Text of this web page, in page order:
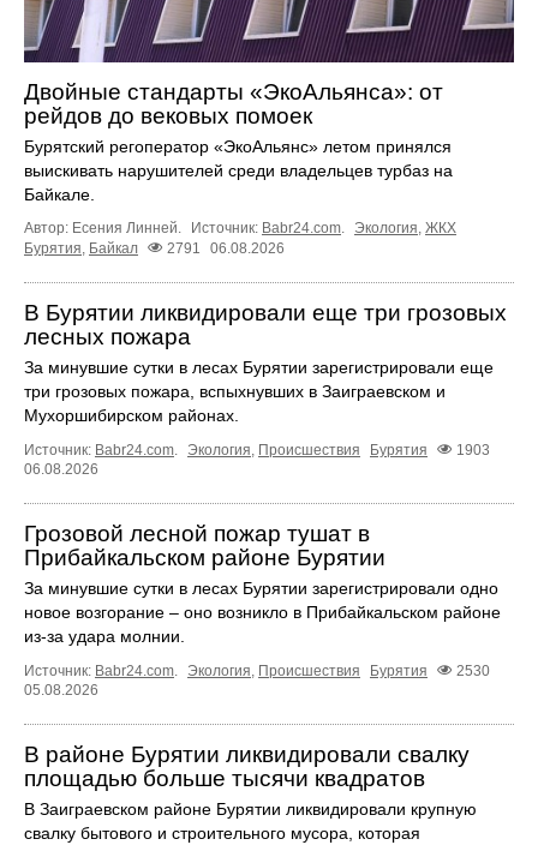
Двойные стандарты «ЭкоАльянса»: от
рейдов до вековых помоек
Бурятский регоператор «ЭкоАльянс» летом принялся
выискивать нарушителей среди владельцев турбаз на
Байкале.
Автор: Есения Линней. Источник: Babr24.com. Экология, ЖКХ
Бурятия, Байкал 2791 06.08.2026
В Бурятии ликвидировали еще три грозовых
лесных пожара
За минувшие сутки в лесах Бурятии зарегистрировали еще
три грозовых пожара, вспыхнувших в Заиграевском и
Мухоршибирском районах.
Источник: Babr24.com. Экология, Происшествия Бурятия
1903
06.08.2026
Грозовой лесной пожар тушат в
Прибайкальском районе Бурятии
За минувшие сутки в лесах Бурятии зарегистрировали одно
новое возгорание – оно возникло в Прибайкальском районе
из-за удара молнии.
Источник: Babr24.com. Экология, Происшествия Бурятия
2530
05.08.2026
В районе Бурятии ликвидировали свалку
площадью больше тысячи квадратов
В Заиграевском районе Бурятии ликвидировали крупную
свалку бытового и строительного мусора, которая